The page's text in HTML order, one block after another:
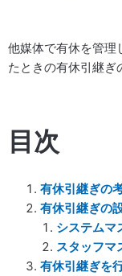
他媒体で有休を管理
たときの有休引継ぎ
目次
有休引継ぎの
有休引継ぎの
システムマ
スタッフマ
有休引継ぎを